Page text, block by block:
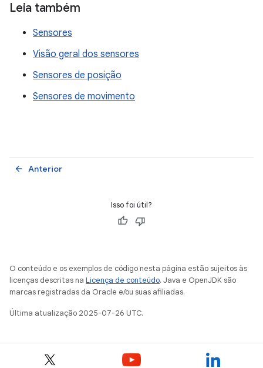
Leia também
Sensores
Visão geral dos sensores
Sensores de posição
Sensores de movimento
Anterior
arrow_back
Isso foi útil?
O conteúdo e os exemplos de código nesta página estão sujeitos às
licenças descritas na Licença de conteúdo. Java e OpenJDK são
marcas registradas da Oracle e/ou suas afiliadas.
Última atualização 2025-07-26 UTC.